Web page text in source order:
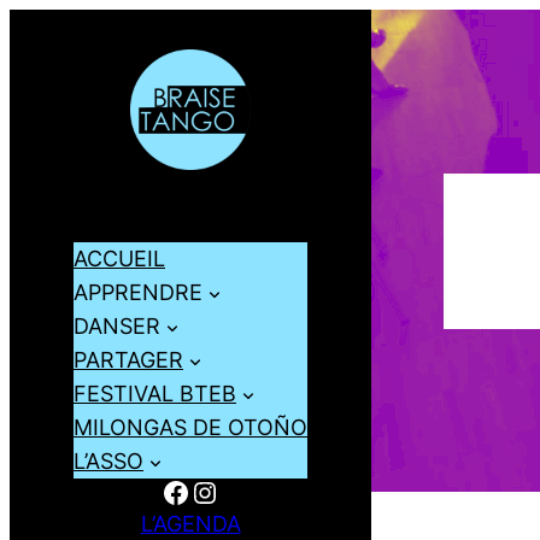
ACCUEIL
APPRENDRE
DANSER
PARTAGER
FESTIVAL BTEB
MILONGAS DE OTOÑO
L’ASSO
Facebook Instagram
L’AGENDA